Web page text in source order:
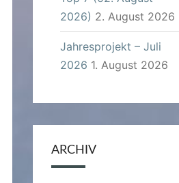
2026) 2. August 2026
Jahresprojekt – Juli
2026 1. August 2026
ARCHIV